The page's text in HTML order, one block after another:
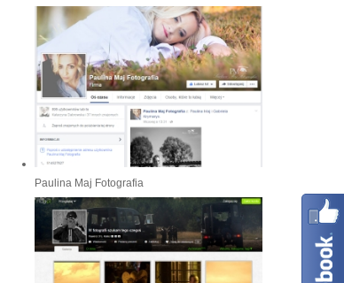
Paulina Maj Fotografia